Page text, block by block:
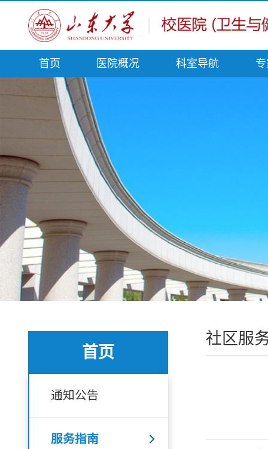
首页 医院概况 科室导航
首页
通知公告
服务指南
社区服